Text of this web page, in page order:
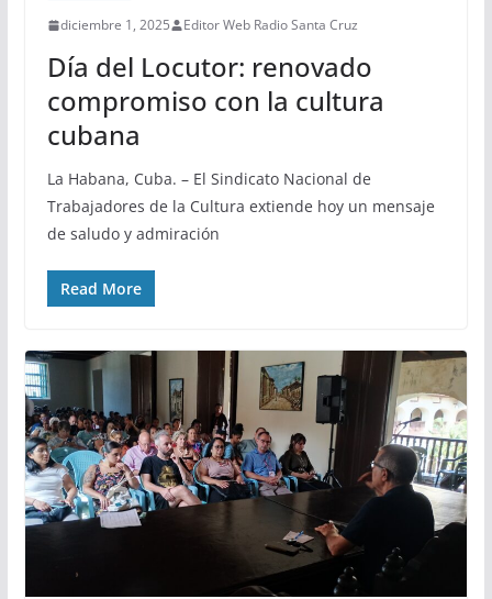
diciembre 1, 2025 Editor Web Radio Santa Cruz
Día del Locutor: renovado
compromiso con la cultura
cubana
La Habana, Cuba. – El Sindicato Nacional de
Trabajadores de la Cultura extiende hoy un mensaje
de saludo y admiración
Read More